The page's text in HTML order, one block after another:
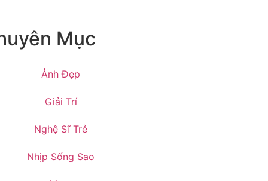
Mục
Ảnh Đẹp
Giải Trí
Nghệ Sĩ Trẻ
Nhịp Sống Sao